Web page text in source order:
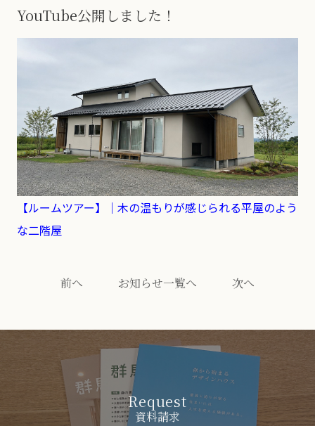
YouTube公開しました！
【ルームツアー】｜木の温もりが感じられる平屋のよう
な二階屋
前へ お知らせ一覧へ 次へ
Request
資料請求